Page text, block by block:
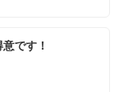
です！